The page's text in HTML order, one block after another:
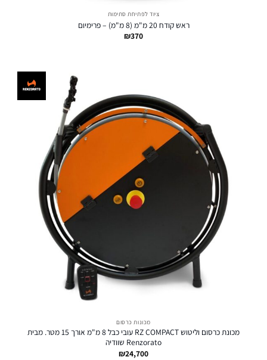
ציוד לפתיחת סתימות
ראש קודח 20 מ"מ (8 מ"מ) – פרימיום
₪370
מכונות כרסום
מכונת כרסום וליטוש RZ COMPACT עובי כבל 8 מ"מ אורך 15 מטר. מבית
Renzorato שוודיה
₪24,700